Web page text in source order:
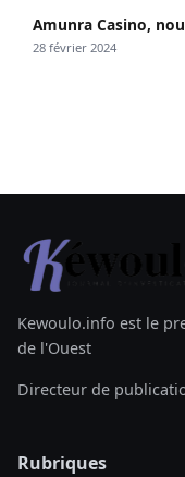
Amunra Casino,
28 février 2024
Kewoulo.info est le
de l'Ouest
Directeur de
Rubriques